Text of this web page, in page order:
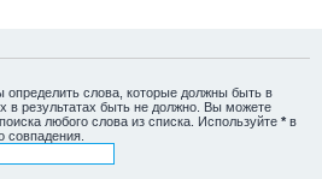
определить слова, которые должны быть в
в результатах быть не должно. Вы можете
любого слова из списка. Используйте * в
совпадения.